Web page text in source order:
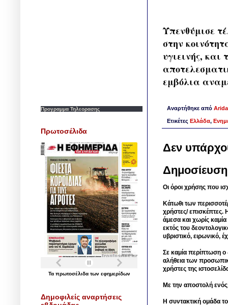
Υπενθύμισε
στην
υγιεινής,
εμβόλια
Αναρτήθηκε από
Ετικέτες Ελλάδα,
Δεν
Οι όροι χρήσης που
Κάτωθι των
χρήστες/ επισκέπτες.
άμεσα και χωρίς
εκτός του
υβριστικό, ειρωνικό,
Σε καμία περίπτωση ο
αλήθεια των
χρήστες της
Με την αποστολή
Η συντακτική ομάδα
Προγραμμα Τηλεορασης
Πρωτοσέλιδα
Τα πρωτοσέλιδα των εφημερίδων
Δημοφιλείς αναρτήσεις